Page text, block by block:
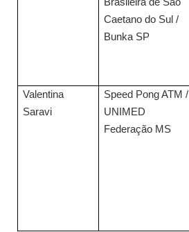
Caetano do Sul /
Bunka SP
Valentina
Saravi
Speed Pong ATM /
UNIMED
Federação MS